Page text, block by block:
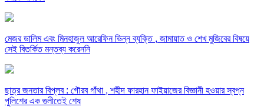
মেজর ডালিম এবং মিনহাজুল আরেফিন ভিন্ন ব্যক্তি , জামায়াত ও শেখ মুজিবের বিষয়ে
সেই বিতর্কিত মন্তব্য করেননি
ছাত্র জনতার বিপ্লব : গৌরব গাঁথা , শহীদ ফারহান ফাইয়াজের বিজ্ঞানী হওয়ার স্বপ্ন
পুলিশের এক গুলীতেই শেষ